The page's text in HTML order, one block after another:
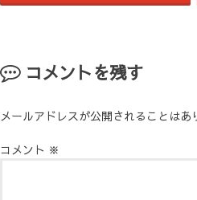
コメントを残す
メールアドレスが公開されることはあ
コメント ※